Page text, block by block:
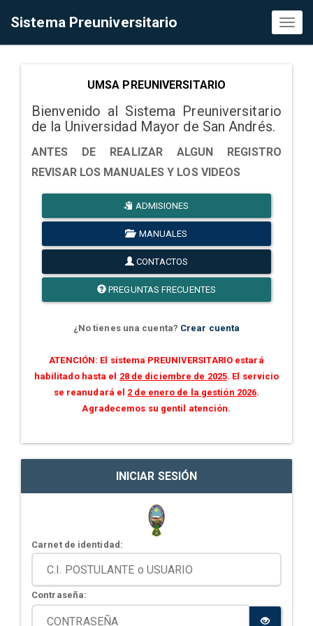
Sistema Preuniversitario
UMSA PREUNIVERSITARIO
Bienvenido al Sistema Preuniversitario
de la Universidad Mayor de San Andrés.
ANTES DE REALIZAR ALGUN REGISTRO
REVISAR LOS MANUALES Y LOS VIDEOS
ADMISIONES
MANUALES
CONTACTOS
PREGUNTAS FRECUENTES
¿No tienes una cuenta? Crear cuenta
ATENCIÓN: El sistema PREUNIVERSITARIO estará
habilitado hasta el 28 de diciembre de 2025. El servicio
se reanudará el 2 de enero de la gestión 2026.
Agradecemos su gentil atención.
INICIAR SESIÓN
Carnet de identidad:
Contraseña: